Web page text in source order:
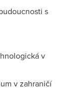
s
v
v zahraničí